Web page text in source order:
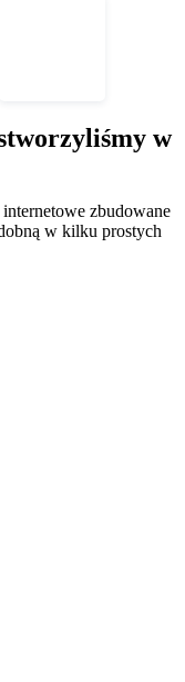
w
zbudowane
w kilku prostych